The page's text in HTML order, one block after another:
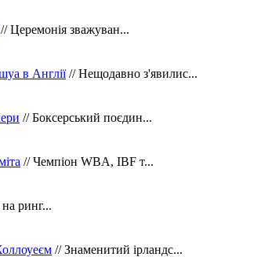
// Церемонія зважуван...
в Англії// Нещодавно з'явилис...
// Боксерський поєдин...
// Чемпіон WBA, IBF т...
ринг...
// Знаменитий ірландс...